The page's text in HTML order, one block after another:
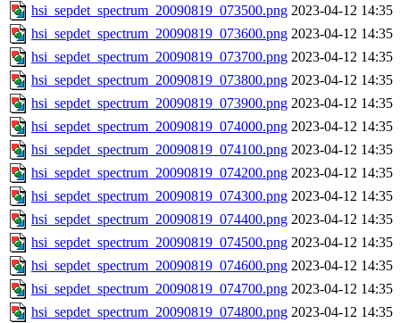
hsi_sepdet_spectrum_20090819_073500.png 2023-04-12 14:35
hsi_sepdet_spectrum_20090819_073600.png 2023-04-12 14:35
hsi_sepdet_spectrum_20090819_073700.png 2023-04-12 14:35
hsi_sepdet_spectrum_20090819_073800.png 2023-04-12 14:35
hsi_sepdet_spectrum_20090819_073900.png 2023-04-12 14:35
hsi_sepdet_spectrum_20090819_074000.png 2023-04-12 14:35
hsi_sepdet_spectrum_20090819_074100.png 2023-04-12 14:35
hsi_sepdet_spectrum_20090819_074200.png 2023-04-12 14:35
hsi_sepdet_spectrum_20090819_074300.png 2023-04-12 14:35
hsi_sepdet_spectrum_20090819_074400.png 2023-04-12 14:35
hsi_sepdet_spectrum_20090819_074500.png 2023-04-12 14:35
hsi_sepdet_spectrum_20090819_074600.png 2023-04-12 14:35
hsi_sepdet_spectrum_20090819_074700.png 2023-04-12 14:35
hsi_sepdet_spectrum_20090819_074800.png 2023-04-12 14:35